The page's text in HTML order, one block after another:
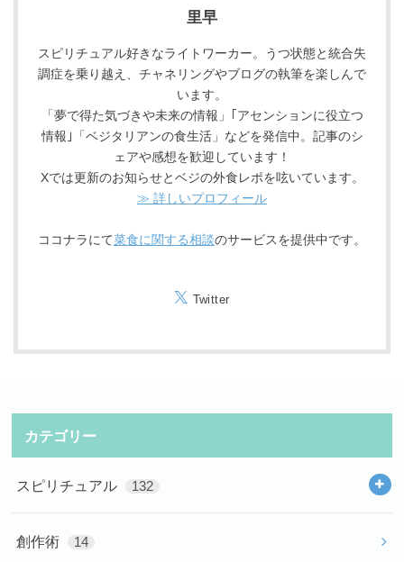
里早
スピリチュアル好きなライトワーカー。うつ状態と統合失
調症を乗り越え、チャネリングやブログの執筆を楽しんで
います。
「夢で得た気づきや未来の情報」｢アセンションに役立つ
情報｣「ベジタリアンの食生活」などを発信中。記事のシ
ェアや感想を歓迎しています！
Xでは更新のお知らせとベジの外食レポを呟いています。
≫ 詳しいプロフィール
ココナラにて菜食に関する相談のサービスを提供中です。
Twitter
カテゴリー
スピリチュアル 132
創作術 14